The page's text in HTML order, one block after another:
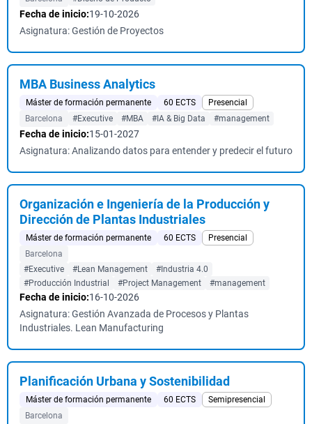
Fecha de inicio:19-10-2026
Asignatura: Gestión de Proyectos
MBA Business Analytics
Máster de formación permanente 60 ECTS
Presencial
Barcelona
#Executive #MBA #IA & Big Data #management
Fecha de inicio:15-01-2027
Asignatura: Analizando datos para entender y predecir el futuro
Organización e Ingeniería de la Producción y
Dirección de Plantas Industriales
Máster de formación permanente 60 ECTS
Presencial
Barcelona
#Executive
#Lean Management
#Industria 4.0
#Producción Industrial
#Project Management #management
Fecha de inicio:16-10-2026
Asignatura: Gestión Avanzada de Procesos y Plantas
Industriales. Lean Manufacturing
Planificación Urbana y Sostenibilidad
Máster de formación permanente 60 ECTS
Semipresencial
Barcelona